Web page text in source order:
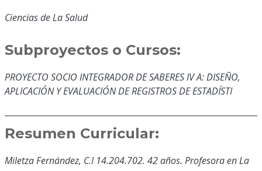
Ciencias de La Salud
Subproyectos o Cursos:
PROYECTO SOCIO INTEGRADOR DE SABERES IV A: DISEÑO,
APLICACIÓN Y EVALUACIÓN DE REGISTROS DE ESTADÍSTI
Resumen Curricular:
Miletza Fernández, C.I 14.204.702. 42 años. Profesora en La